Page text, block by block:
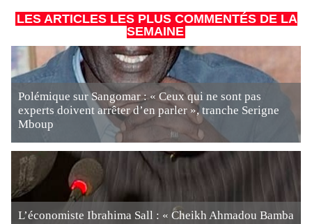
LES ARTICLES LES PLUS COMMENTÉS DE LA
SEMAINE
Polémique sur Sangomar : « Ceux qui ne sont pas
experts doivent arrêter d’en parler », tranche Serigne
Mboup
L’économiste Ibrahima Sall : « Cheikh Ahmadou Bamba